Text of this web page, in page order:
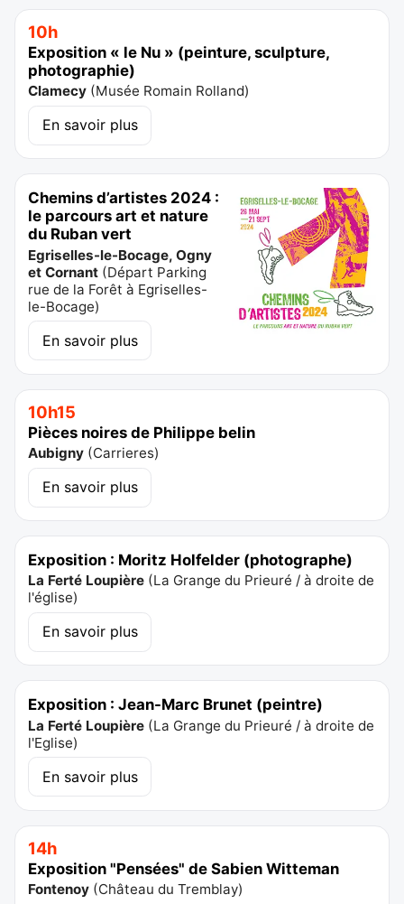
10h
Exposition « le Nu » (peinture, sculpture,
photographie)
Clamecy (Musée Romain Rolland)
En savoir plus
Chemins d’artistes 2024 :
le parcours art et nature
du Ruban vert
Egriselles-le-Bocage, Ogny
et Cornant (Départ Parking
rue de la Forêt à Egriselles-
le-Bocage)
En savoir plus
10h15
Pièces noires de Philippe belin
Aubigny (Carrieres)
En savoir plus
Exposition : Moritz Holfelder (photographe)
La Ferté Loupière (La Grange du Prieuré / à droite de
l'église)
En savoir plus
Exposition : Jean-Marc Brunet (peintre)
La Ferté Loupière (La Grange du Prieuré / à droite de
l'Eglise)
En savoir plus
14h
Exposition "Pensées" de Sabien Witteman
Fontenoy (Château du Tremblay)